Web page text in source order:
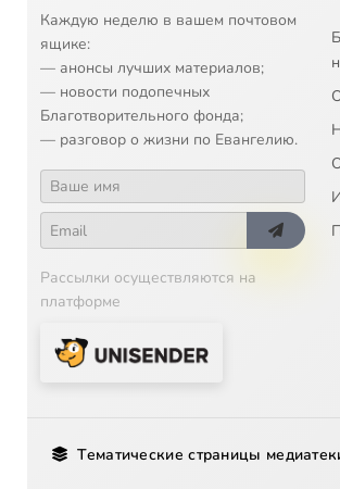
Каждую неделю в вашем почтовом
ящике:
— анонсы лучших материалов;
— новости подопечных
Благотворительного фонда;
— разговор о жизни по Евангелию.
Рассылки осуществляются на
платформе
Тематические страницы